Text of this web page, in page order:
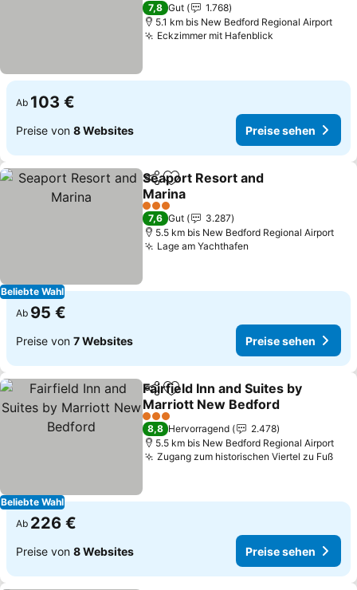
7,8 Gut
1.768
5.1 km bis New Bedford Regional Airport
Eckzimmer mit Hafenblick
Ab 103 €
Preise von 8 Websites Preise sehen
Beliebte Wahl
TeilenZu Favoriten hinzufügen
Seaport Resort and
Marina
3 Sterne
7,6 Gut
3.287
5.5 km bis New Bedford Regional Airport
Lage am Yachthafen
Ab 95 €
Preise von 7 Websites Preise sehen
Beliebte Wahl
TeilenZu Favoriten hinzufügen
Fairfield Inn and Suites by
Marriott New Bedford
3 Sterne
8,8 Hervorragend
2.478
5.5 km bis New Bedford Regional Airport
Zugang zum historischen Viertel zu Fuß
Ab 226 €
Preise von 8 Websites Preise sehen